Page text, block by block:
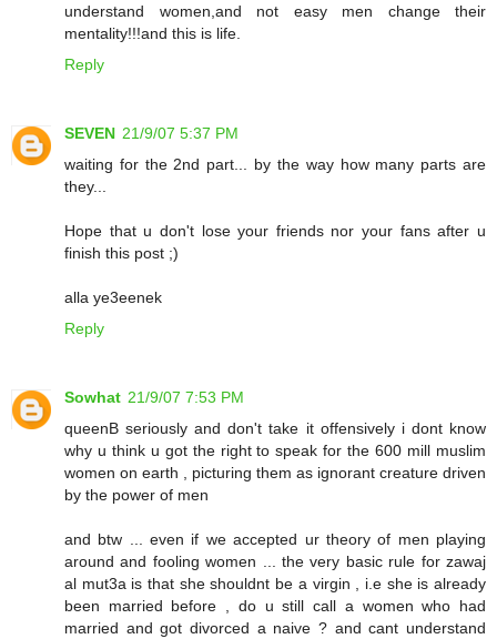
understand women,and not easy men change their
mentality!!!and this is life.
Reply
SEVEN 21/9/07 5:37 PM
waiting for the 2nd part... by the way how many parts are
they...
Hope that u don't lose your friends nor your fans after u
finish this post ;)
alla ye3eenek
Reply
Sowhat 21/9/07 7:53 PM
queenB seriously and don't take it offensively i dont know
why u think u got the right to speak for the 600 mill muslim
women on earth , picturing them as ignorant creature driven
by the power of men
and btw ... even if we accepted ur theory of men playing
around and fooling women ... the very basic rule for zawaj
al mut3a is that she shouldnt be a virgin , i.e she is already
been married before , do u still call a women who had
married and got divorced a naive ? and cant understand